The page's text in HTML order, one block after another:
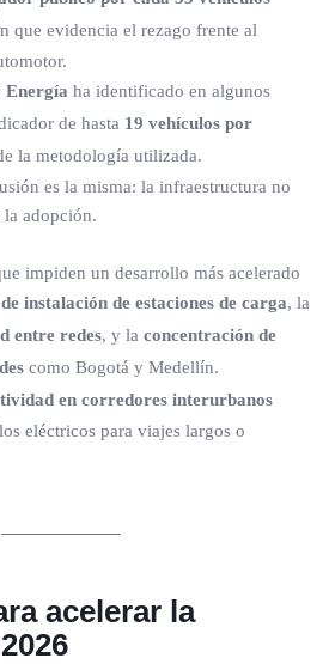
que evidencia el rezago frente al
Energía ha identificado en algunos
de hasta 19 vehículos por
la metodología utilizada.
es la misma: la infraestructura no
adopción.
impiden un desarrollo más acelerado
instalación de estaciones de carga, la
entre redes, y la concentración de
como Bogotá y Medellín.
en corredores interurbanos
eléctricos para viajes largos o
acelerar la